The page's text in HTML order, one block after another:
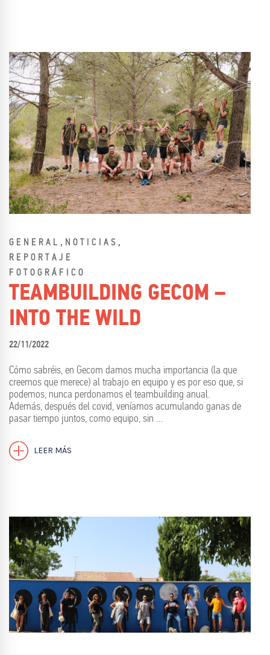
GENERAL , NOTICIAS ,
REPORTAJE
FOTOGRÁFICO
TEAMBUILDING GECOM –
INTO THE WILD
22/11/2022
Cómo sabréis, en Gecom damos mucha importancia (la que
creemos que merece) al trabajo en equipo y es por eso que, si
podemos, nunca perdonamos el teambuilding anual.
Además, después del covid, veníamos acumulando ganas de
pasar tiempo juntos, como equipo, sin …
LEER MÁS